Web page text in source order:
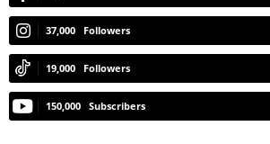
37,000 Followers
19,000 Followers
150,000 Subscribers